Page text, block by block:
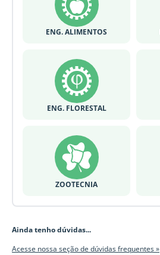
ENG. ALIMENTOS
ENG. FLORESTAL
ZOOTECNIA
Ainda tenho dúvidas...
Acesse nossa seção de dúvidas frequentes »